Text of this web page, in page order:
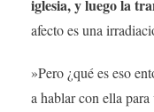
iglesia, y luego la
afecto es una
»Pero ¿qué es eso
a hablar con ella